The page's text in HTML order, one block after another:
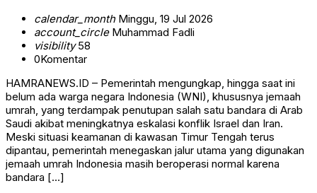
calendar_monthMinggu, 19 Jul 2026
account_circleMuhammad Fadli
visibility58
0Komentar
HAMRANEWS.ID – Pemerintah mengungkap, hingga saat ini
belum ada warga negara Indonesia (WNI), khususnya jemaah
umrah, yang terdampak penutupan salah satu bandara di Arab
Saudi akibat meningkatnya eskalasi konflik Israel dan Iran.
Meski situasi keamanan di kawasan Timur Tengah terus
dipantau, pemerintah menegaskan jalur utama yang digunakan
jemaah umrah Indonesia masih beroperasi normal karena
bandara […]